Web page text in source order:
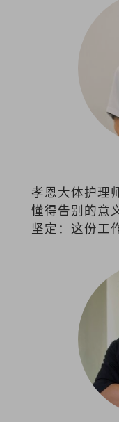
孝恩大体护理
懂得告别的意
坚定：这份工